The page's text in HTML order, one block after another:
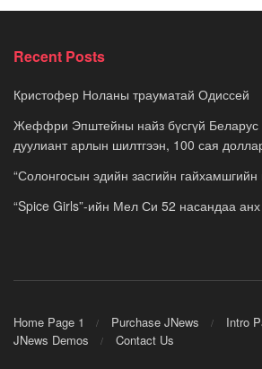
Recent Posts
Кристофер Ноланы трауматай Одиссей
Жеффри Эпштейны найз бүсгүй Беларус
дуулиант арлын шилтгээн, 100 сая
“Солонгосын эдийн засгийн гайхамшгийн
“Spice Girls”-ийн Мел Си 52 насандаа анх
Home Page 1 Purchase JNews
Intro
JNews Demos
Contact Us